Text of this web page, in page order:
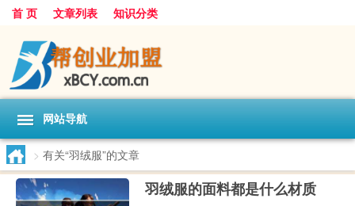
首 页 文章列表 知识分类
网站导航
> 有关“羽绒服”的文章
羽绒服的面料都是什么材质